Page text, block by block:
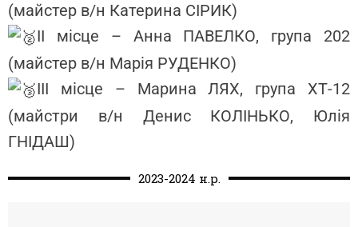
(майстер в/н Катерина СІРИК)
ІІ місце – Анна ПАВЕЛКО, група 202
(майстер в/н Марія РУДЕНКО)
ІІІ місце – Марина ЛЯХ, група ХТ-12
(майстри в/н Денис КОЛІНЬКО, Юлія
ГНІДАШ)
2023-2024 н.р.